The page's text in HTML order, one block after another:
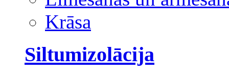
Krāsa
Siltumizolācija